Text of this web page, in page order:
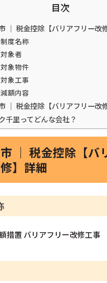
目次
｜ 税金控除【バリアフリー改
制度名称
対象者
対象物件
対象工事
減額内容
｜ 税金控除【バリアフリー改
千里ってどんな会社？
｜ 税金控除【バ
】詳細
措置 バリアフリー改修工事